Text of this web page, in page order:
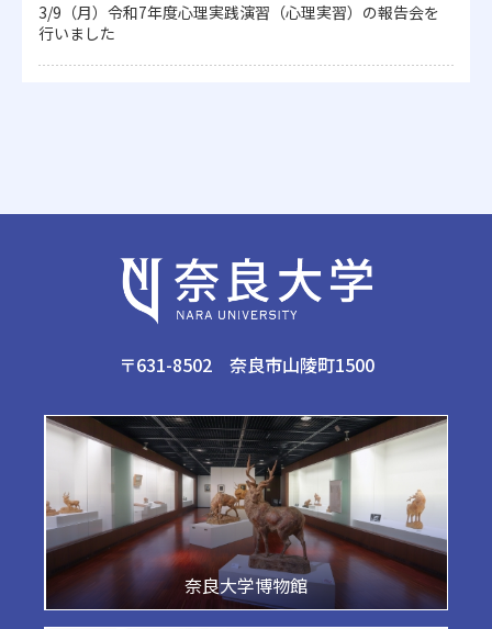
3/9（月）令和7年度心理実践演習（心理実習）の報告会を
行いました
〒631-8502 奈良市山陵町1500
奈良大学博物館